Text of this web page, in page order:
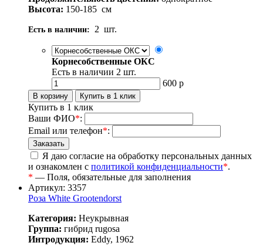
Высота: 150-185 см
Есть в наличии: 2 шт.
Корнесобственные ОКС
Есть в наличии 2 шт.
600 р
Купить в 1 клик
Ваши ФИО*:
Email или телефон*:
Я даю согласие на обработку персональных данных
и ознакомлен с политикой конфиденциальности*.
* — Поля, обязательные для заполнения
Артикул: 3357
Роза White Grootendorst
Категория: Неукрывная
Группа: гибрид rugosa
Интродукция: Eddy, 1962